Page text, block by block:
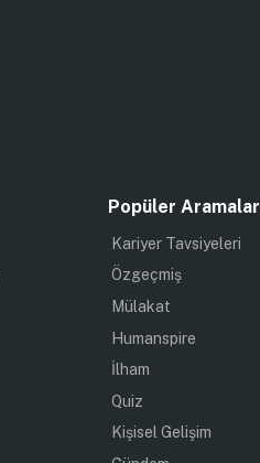
Popüler Aramalar
Kariyer Tavsiyeleri
Özgeçmiş
Mülakat
Humanspire
İlham
Quiz
Kişisel Gelişim